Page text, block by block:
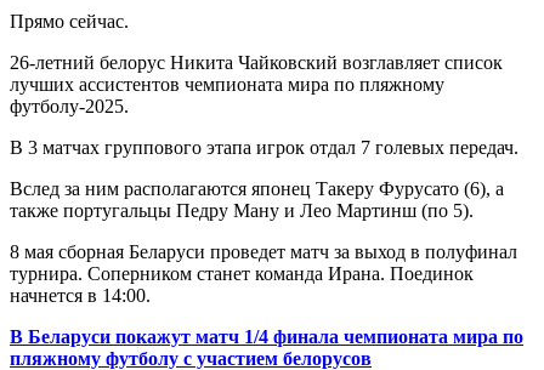
Прямо сейчас.
26-летний белорус Никита Чайковский возглавляет список
лучших ассистентов чемпионата мира по пляжному
футболу-2025.
В 3 матчах группового этапа игрок отдал 7 голевых передач.
Вслед за ним располагаются японец Такеру Фурусато (6), а
также португальцы Педру Ману и Лео Мартинш (по 5).
8 мая сборная Беларуси проведет матч за выход в полуфинал
турнира. Соперником станет команда Ирана. Поединок
начнется в 14:00.
В Беларуси покажут матч 1/4 финала чемпионата мира по
пляжному футболу с участием белорусов